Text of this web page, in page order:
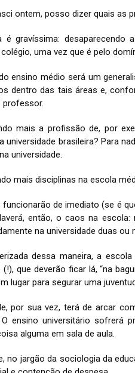
ontem, posso dizer quais as
é gravíssima:
uma vez que é pelo
ensino médio será um
dentro das tais áreas e,
professor.
mais a profissão de, por
universidade brasileira? Para
universidade.
mais disciplinas na escola
funcionarão de imediato (se é
então, o caos na
na universidade duas
dessa maneira, a
que deverão ficar lá, “na
lugar para segurar uma
por sua vez, terá de arcar
ensino universitário sofrerá
alguma em sala de aula.
no jargão da sociologia da